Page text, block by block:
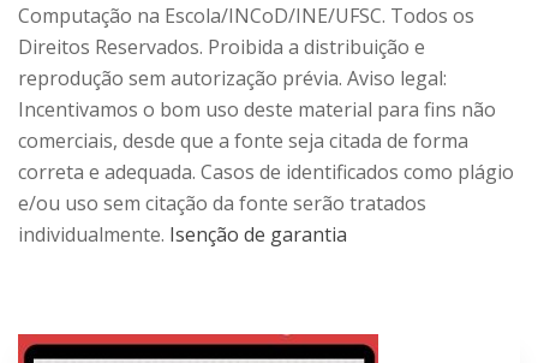
Computação na Escola/INCoD/INE/UFSC. Todos os
Direitos Reservados. Proibida a distribuição e
reprodução sem autorização prévia. Aviso legal:
Incentivamos o bom uso deste material para fins não
comerciais, desde que a fonte seja citada de forma
correta e adequada. Casos de identificados como plágio
e/ou uso sem citação da fonte serão tratados
individualmente. Isenção de garantia